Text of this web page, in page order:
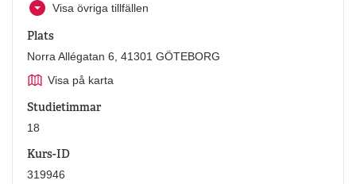
Visa övriga tillfällen
Plats
Norra Allégatan 6, 41301 GÖTEBORG
Visa på karta
Studietimmar
18
Kurs-ID
319946